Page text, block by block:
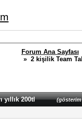
Forum Ana Sayfası
» 2 kişilik Team
yıllık 200tl(gösterim